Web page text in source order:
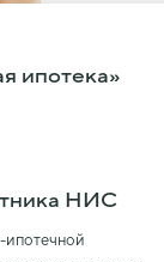
ипотека»
НИC
ипотечной